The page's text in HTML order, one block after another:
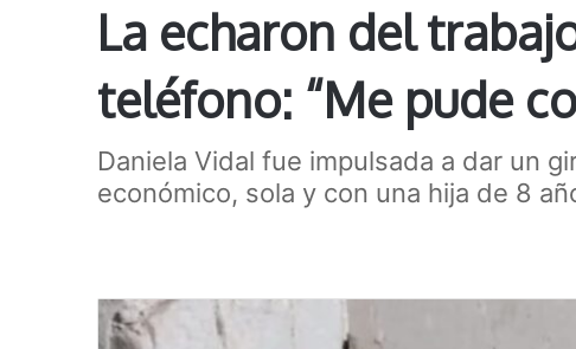
La echaron del
teléfono: “Me pude
Daniela Vidal fue impulsada a dar un
económico, sola y con una hija de 8